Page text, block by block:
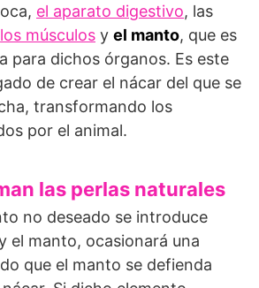
el aparato digestivo, las
los músculos y el manto, que es
para dichos órganos. Es este
de crear el nácar del que se
transformando los
por el animal.
las perlas naturales
no deseado se introduce
el manto, ocasionará una
que el manto se defienda